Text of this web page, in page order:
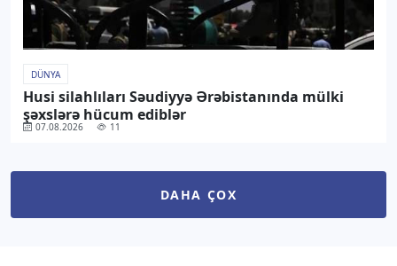
DÜNYA
Husi silahlıları Səudiyyə Ərəbistanında mülki
şəxslərə hücum ediblər
07.08.2026 11
DAHA ÇOX